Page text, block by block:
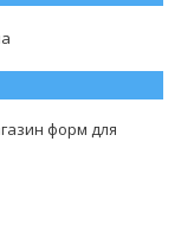
форм для